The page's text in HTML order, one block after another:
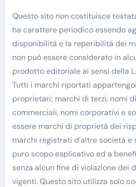
Questo sito non costituisce
ha carattere periodico essendo
disponibilità e la reperibilità dei
non può essere considerato in
prodotto editoriale ai sensi della
Tutti i marchi riportati
proprietari; marchi di terzi, nomi
commerciali, nomi corporativi e
essere marchi di proprietà dei
marchi registrati d’altre società e
puro scopo esplicativo ed a
senza alcun fine di violazione dei
vigenti. Questo sito utilizza solo